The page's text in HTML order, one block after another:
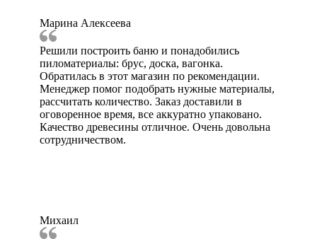
Марина Алексеева
Решили построить баню и понадобились
пиломатериалы: брус, доска, вагонка.
Обратилась в этот магазин по рекомендации.
Менеджер помог подобрать нужные материалы,
рассчитать количество. Заказ доставили в
оговоренное время, все аккуратно упаковано.
Качество древесины отличное. Очень довольна
сотрудничеством.
Михаил